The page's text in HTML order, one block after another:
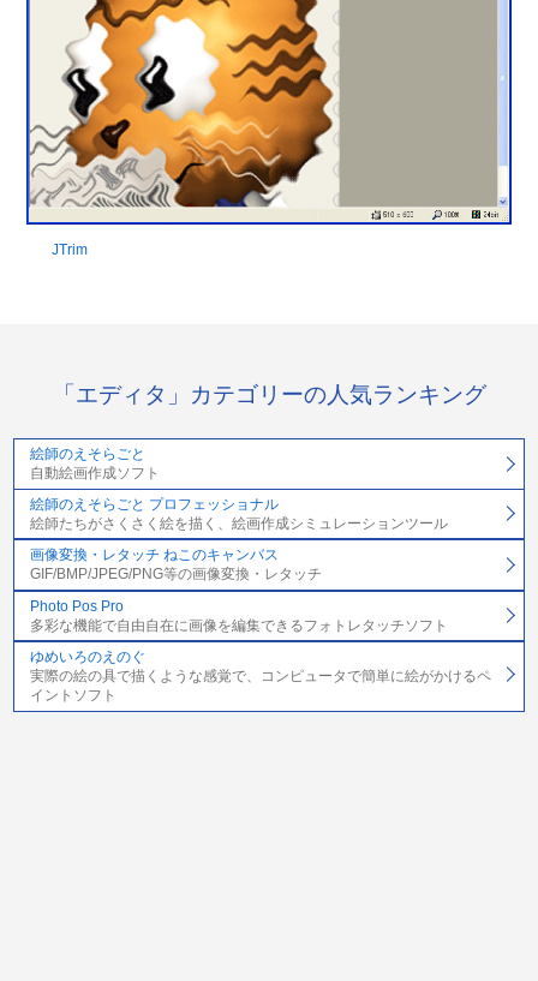
JTrim
「エディタ」カテゴリーの人気ランキング
絵師のえそらごと
自動絵画作成ソフト
絵師のえそらごと プロフェッショナル
絵師たちがさくさく絵を描く、絵画作成シミュレーションツール
画像変換・レタッチ ねこのキャンバス
GIF/BMP/JPEG/PNG等の画像変換・レタッチ
Photo Pos Pro
多彩な機能で自由自在に画像を編集できるフォトレタッチソフト
ゆめいろのえのぐ
実際の絵の具で描くような感覚で、コンピュータで簡単に絵がかけるペ
イントソフト